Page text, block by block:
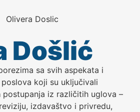
Došlić
sa svih aspekata i
koji su uključivali
postupanja iz različitih uglova –
izdavaštvo i privredu,